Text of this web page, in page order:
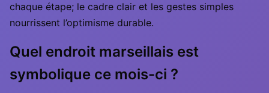
chaque étape; le cadre clair et les gestes simples
nourrissent l’optimisme durable.
Quel endroit marseillais est
symbolique ce mois-ci ?